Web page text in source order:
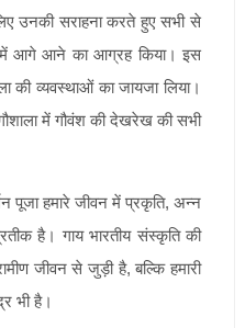
उनकी सराहना करते हुए सभी से
में आगे आने का आग्रह किया। इस
की व्यवस्थाओं का जायजा लिया।
में गौवंश की देखरेख की सभी
पूजा हमारे जीवन में प्रकृति, अन्न
है। गाय भारतीय संस्कृति की
जीवन से जुड़ी है, बल्कि हमारी
भी है।